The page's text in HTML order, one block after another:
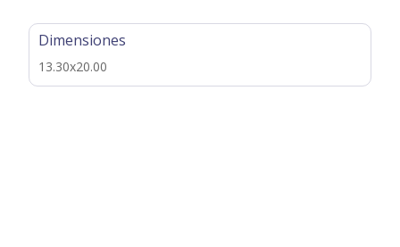
Dimensiones
13.30x20.00